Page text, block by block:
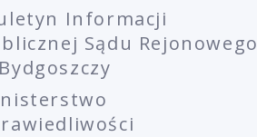
Informacji
Sądu Rejonowego